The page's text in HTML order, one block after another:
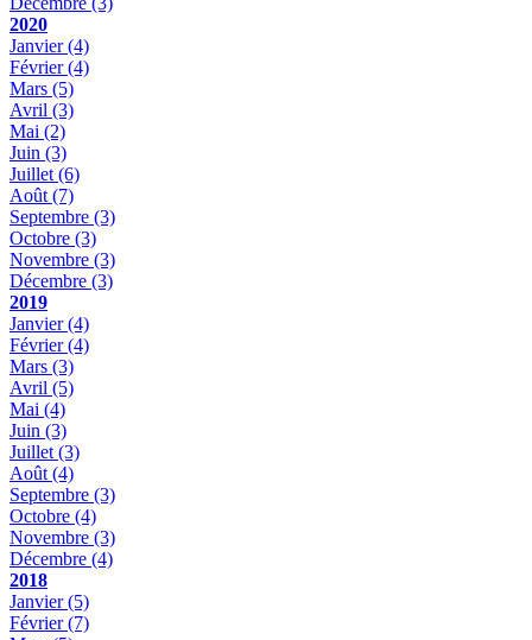
2020
Janvier(4)
Février(4)
Mars (5)
Avril (3)
Mai (2)
Juin (3)
Juillet (6)
Août (7)
Septembre (3)
Octobre (3)
Novembre (3)
Décembre (3)
2019
Janvier(4)
Février(4)
Mars (3)
Avril (5)
Mai (4)
Juin (3)
Juillet (3)
Août (4)
Septembre (3)
Octobre (4)
Novembre (3)
Décembre (4)
2018
Janvier(5)
Février(7)